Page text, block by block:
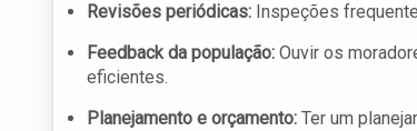
Revisões periódicas: Inspeções
Feedback da população: Ouvir os
eficientes.
Planejamento e orçamento: Ter um